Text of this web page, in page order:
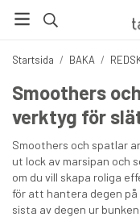
Startsida / BAKA /
Smoothers
verktyg för
Smoothers och spatlar
ut lock av marsipan och
om du vill skapa roliga
för att hantera degen
sista av degen ur bunken.